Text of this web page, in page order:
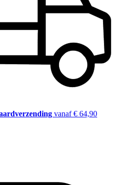
vanaf € 64,90